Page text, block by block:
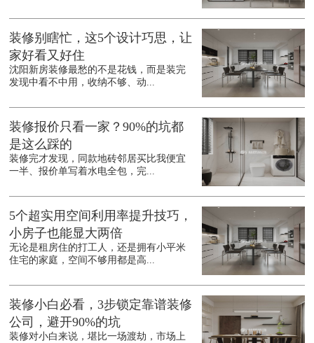
装修别瞎忙，这5个设计巧思，让
家好看又好住
沈阳新房装修最愁的不是花钱，而是装完
发现中看不中用，收纳不够、动...
装修报价只看一家？90%的坑都
是这么踩的
装修完才发现，同款地砖邻居买比我便宜
一半、报价单写着水电全包，完...
5个超实用空间利用率提升技巧，
小房子也能显大两倍
无论是租房住的打工人，还是拥有小平米
住宅的家庭，空间不够用都是高...
装修小白必看，3步锁定靠谱装修
公司，避开90%的坑
装修对小白来说，堪比一场渡劫，市场上